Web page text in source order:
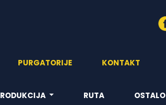
PURGATORIJE KONTAKT
RUTA OSTALO